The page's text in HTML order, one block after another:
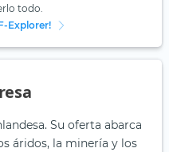
todo.
Explorer!
Su oferta abarca
áridos, la minería y los